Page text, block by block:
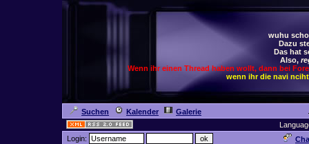
wuhu
Dazu
Das hat
Also,
Wenn ihr einen Thread haben wollt, dann bei
wenn ihr die navi
Suchen Kalender
Galerie
Login: